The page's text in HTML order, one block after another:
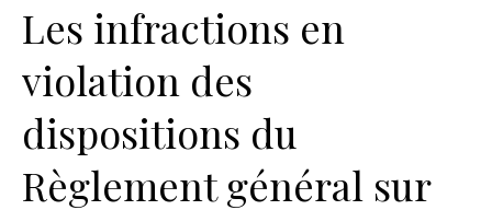
Les infractions en
violation des
dispositions du
Règlement général sur